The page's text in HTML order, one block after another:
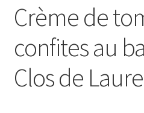
Crème de
confites au
Clos de